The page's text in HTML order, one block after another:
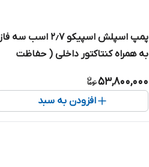
پمپ اسپلش اسپیکو ۲٫۷ اسب سه فاز
به همراه کنتاکتور داخلی ( حفاظت
مخصوص هوادهی استخرهای پرورش
53,800,000
افزودن به سبد